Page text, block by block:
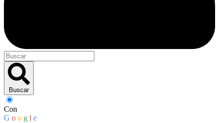
Buscar
Con
G o o g l e